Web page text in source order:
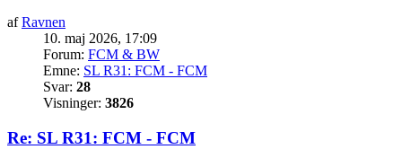
afRavnen
10. maj 2026, 17:09
Forum: FCM & BW
Emne: SL R31: FCM - FCM
Svar: 28
Visninger: 3826
Re: SL R31: FCM - FCM